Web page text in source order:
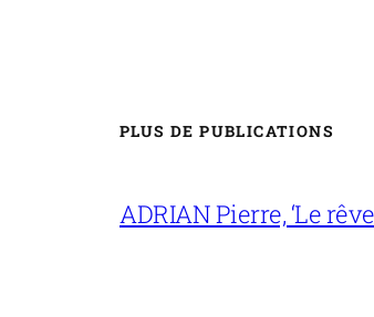
PLUS DE PUBLICATIONS
ADRIAN Pierre, ‘Le